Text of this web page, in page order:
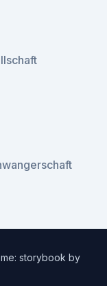
storybook by